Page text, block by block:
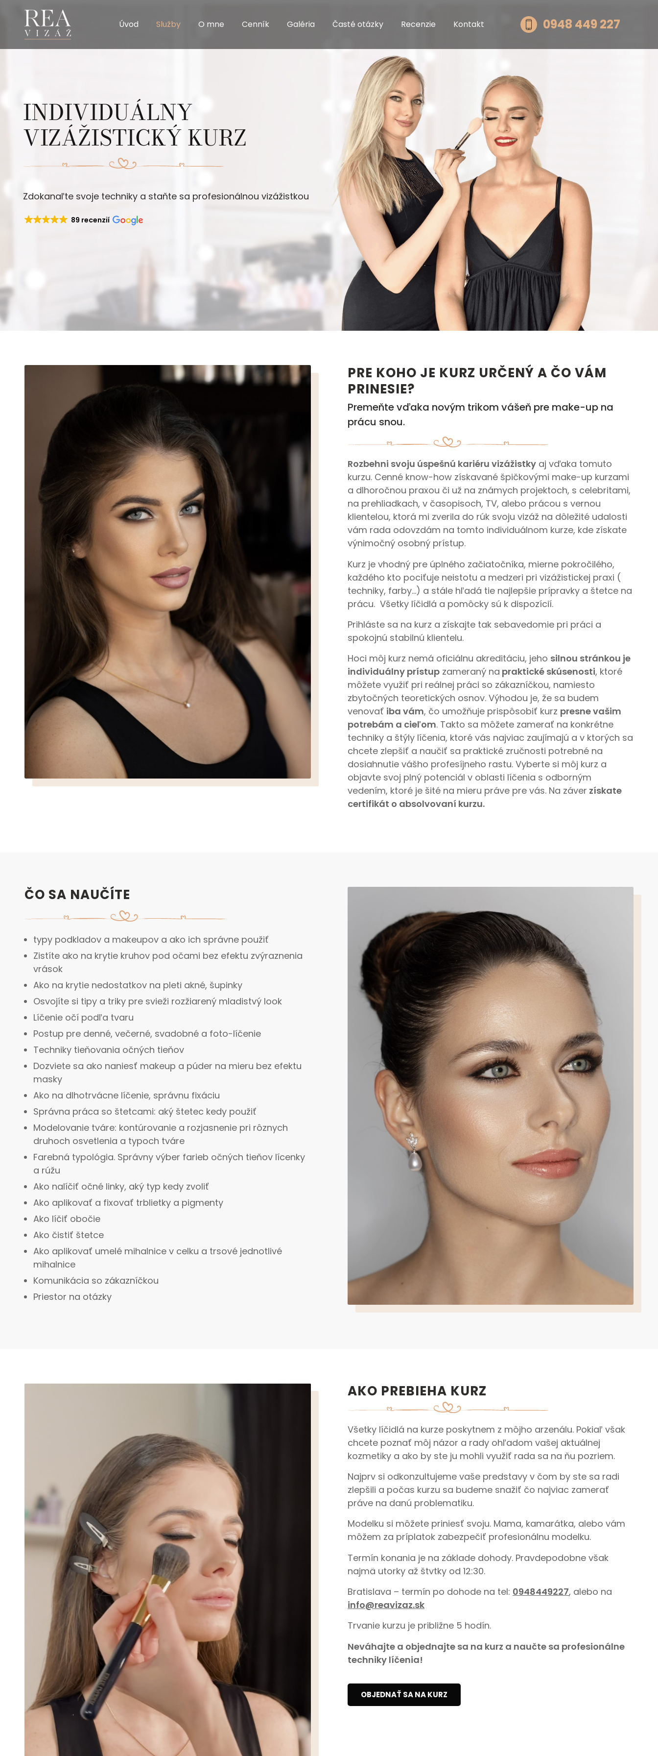
Úvod Služby O mne Cenník Galéria Časté otázky Recenzie Kontakt 0948 449 227
INDIVIDUÁLNY
VIZÁŽISTICKÝ KURZ
Zdokanaľte svoje techniky a staňte sa profesionálnou vizážistkou
89 recenzií
PRE KOHO JE KURZ URČENÝ A ČO VÁM
PRINESIE?
Premeňte vďaka novým trikom vášeň pre make-up na
prácu snou.
Rozbehni svoju úspešnú kariéru vizážistky aj vďaka tomuto
kurzu. Cenné know-how získavané špičkovými make-up kurzami
a dlhoročnou praxou či už na známych projektoch, s celebritami,
na prehliadkach, v časopisoch, TV, alebo prácou s vernou
klientelou, ktorá mi zverila do rúk svoju vizáž na dôležité udalosti
vám rada odovzdám na tomto individuálnom kurze, kde získate
výnimočný osobný prístup.
Kurz je vhodný pre úplného začiatočníka, mierne pokročilého,
každého kto pociťuje neistotu a medzeri pri vizážistickej praxi (
techniky, farby…) a stále hľadá tie najlepšie prípravky a štetce na
prácu. Všetky líčidlá a pomôcky sú k dispozícií.
Prihláste sa na kurz a získajte tak sebavedomie pri práci a
spokojnú stabilnú klientelu.
Hoci môj kurz nemá oficiálnu akreditáciu, jeho silnou stránkou je
individuálny prístup zameraný na praktické skúsenosti, ktoré
môžete využiť pri reálnej práci so zákazníčkou, namiesto
zbytočných teoretických osnov. Výhodou je, že sa budem
venovať iba vám, čo umožňuje prispôsobiť kurz presne vašim
potrebám a cieľom. Takto sa môžete zamerať na konkrétne
techniky a štýly líčenia, ktoré vás najviac zaujímajú a v ktorých sa
chcete zlepšiť a naučiť sa praktické zručnosti potrebné na
dosiahnutie vášho profesíjneho rastu. Vyberte si môj kurz a
objavte svoj plný potenciál v oblasti líčenia s odborným
vedením, ktoré je šité na mieru práve pre vás. Na záver získate
certifikát o absolvovaní kurzu.
ČO SA NAUČÍTE
typy podkladov a makeupov a ako ich správne použiť
Zistíte ako na krytie kruhov pod očami bez efektu zvýraznenia
vrások
Ako na krytie nedostatkov na pleti akné, šupinky
Osvojíte si tipy a triky pre svieži rozžiarený mladistvý look
Líčenie očí podľa tvaru
Postup pre denné, večerné, svadobné a foto-líčenie
Techniky tieňovania očných tieňov
Dozviete sa ako naniesť makeup a púder na mieru bez efektu
masky
Ako na dlhotrvácne líčenie, správnu fixáciu
Správna práca so štetcami: aký štetec kedy použiť
Modelovanie tváre: kontúrovanie a rozjasnenie pri rôznych
druhoch osvetlenia a typoch tváre
Farebná typológia. Správny výber farieb očných tieňov lícenky
a rúžu
Ako nalíčiť očné linky, aký typ kedy zvoliť
Ako aplikovať a fixovať trblietky a pigmenty
Ako líčiť obočie
Ako čistiť štetce
Ako aplikovať umelé mihalnice v celku a trsové jednotlivé
mihalnice
Komunikácia so zákazníčkou
Priestor na otázky
AKO PREBIEHA KURZ
Všetky líčidlá na kurze poskytnem z môjho arzenálu. Pokiaľ však
chcete poznať môj názor a rady ohľadom vašej aktuálnej
kozmetiky a ako by ste ju mohli využiť rada sa na ňu pozriem.
Najprv si odkonzultujeme vaše predstavy v čom by ste sa radi
zlepšili a počas kurzu sa budeme snažiť čo najviac zamerať
práve na danú problematiku.
Modelku si môžete priniesť svoju. Mama, kamarátka, alebo vám
môžem za príplatok zabezpečiť profesionálnu modelku.
Termín konania je na základe dohody. Pravdepodobne však
najmä utorky až štvtky od 12:30.
Bratislava – termín po dohode na tel: 0948449227, alebo na
info@reavizaz.sk
Trvanie kurzu je približne 5 hodín.
Neváhajte a objednajte sa na kurz a naučte sa profesionálne
techniky líčenia!
OBJEDNAŤ SA NA KURZ